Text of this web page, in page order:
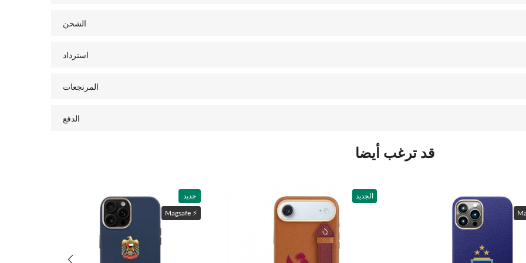
الشحن
استرداد
المرتجعات
الدفع
قد ترغب أيضا
جديد
Magsafe ⚡️
الجديد